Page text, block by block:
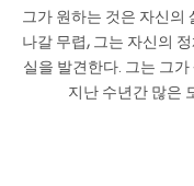
그가 원하는 것은 자신의
나갈 무렵, 그는 자신의
실을 발견한다. 그는 그
지난 수년간 많은